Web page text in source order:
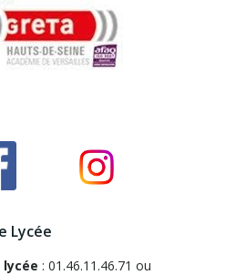
Lycée
: 01.46.11.46.71 ou